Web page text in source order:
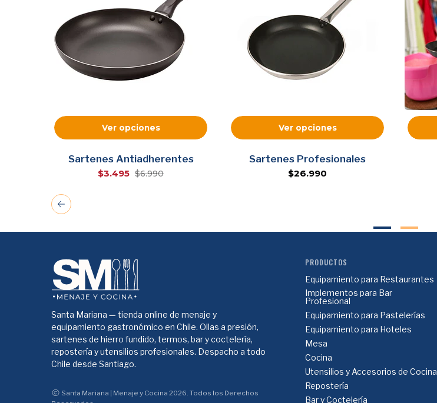
Ver opciones
Sartenes Antiadherentes
$3.495 $6.990
Ver opciones
Sartenes Profesionales
$26.990
Santa Mariana — tienda online de menaje y
equipamiento gastronómico en Chile. Ollas a presión,
sartenes de hierro fundido, termos, bar y coctelería,
repostería y utensilios profesionales. Despacho a todo
Chile desde Santiago.
Santa Mariana | Menaje y Cocina 2026. Todos los Derechos
PRODUCTOS
Equipamiento para Restaurantes
Implementos para Bar
Profesional
Equipamiento para Pastelerías
Equipamiento para Hoteles
Mesa
Cocina
Utensilios y Accesorios de Cocina
Repostería
Bar y Coctelería